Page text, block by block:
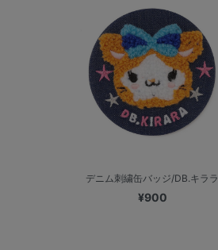
デニム刺繍缶バッジ/DB.キララ
¥900